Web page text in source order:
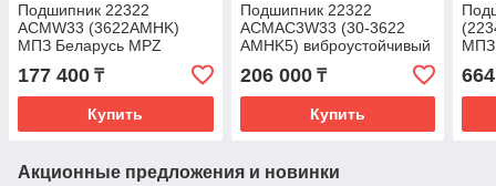
Подшипник 22322
АСMW33 (3622AMHK)
МПЗ Беларусь MPZ
177 400 ₸
Купить
Подшипник 22322
ACMAC3W33 (30-3622
AMHK5) виброустойчивый
MPZ МПЗ Беларусь
206 000₸
Купить
МПЗ
Акционные предложения и новинки